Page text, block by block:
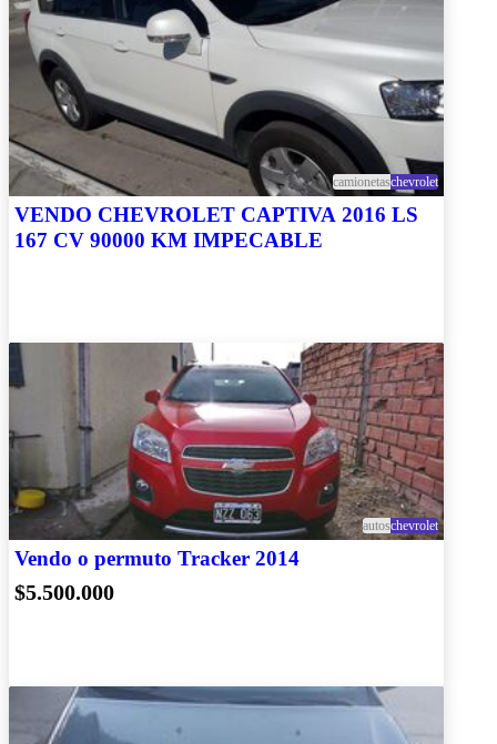
camionetaschevrolet
VENDO CHEVROLET CAPTIVA 2016 LS
167 CV 90000 KM IMPECABLE
autoschevrolet
Vendo o permuto Tracker 2014
$5.500.000